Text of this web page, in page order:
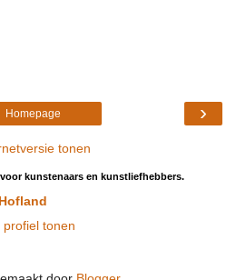
›
Homepage
tonen
kunstenaars en kunstliefhebbers.
profiel tonen